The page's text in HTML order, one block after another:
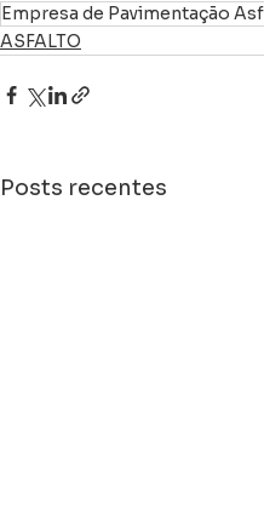
Empresa de Pavimentação
ASFALTO
Posts recentes